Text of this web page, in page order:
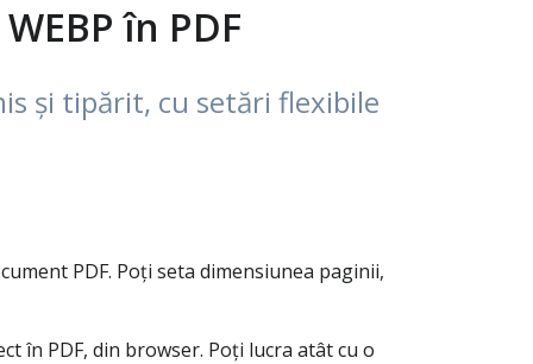
în PDF
și tipărit, cu setări flexibile
PDF. Poți seta dimensiunea paginii,
în PDF, din browser. Poți lucra atât cu o